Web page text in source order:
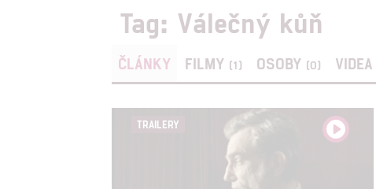
Tag: Válečný kůň
ČLÁNKY FILMY (1) OSOBY (0) VIDEA
TRAILERY